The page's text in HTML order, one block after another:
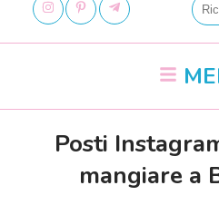
Posti
mangiare a